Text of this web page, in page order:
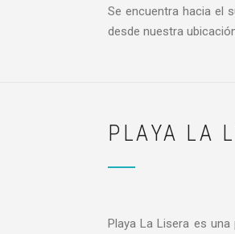
Se encuentra hacia el
desde nuestra
PLAYA LA
Playa La Lisera es